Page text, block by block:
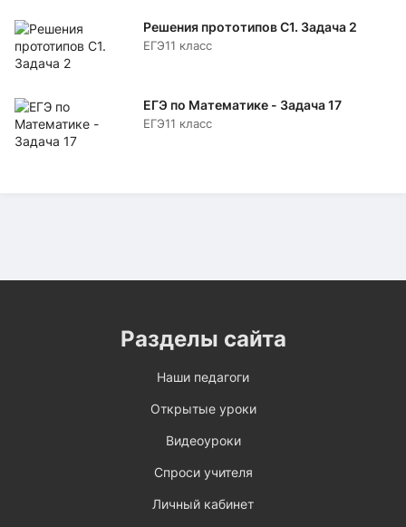
Решения прототипов C1. Задача 2
ЕГЭ11 класс
ЕГЭ по Математике - Задача 17
ЕГЭ11 класс
Разделы сайта
Наши педагоги
Открытые уроки
Видеоуроки
Спроси учителя
Личный кабинет